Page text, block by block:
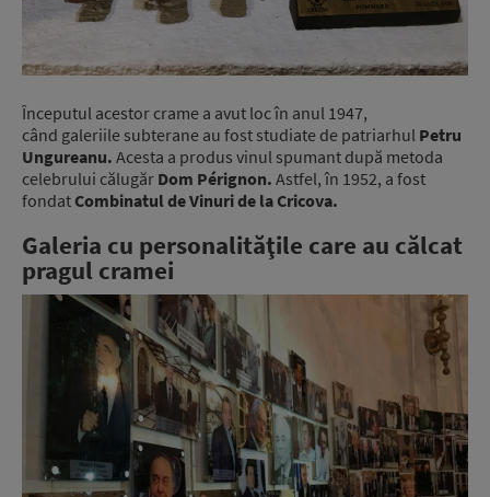
Începutul acestor crame a avut loc în anul 1947,
când galeriile subterane au fost studiate de patriarhul Petru
Ungureanu. Acesta a produs vinul spumant după metoda
celebrului călugăr Dom Pérignon. Astfel, în 1952, a fost
fondat Combinatul de Vinuri de la Cricova.
Galeria cu personalităţile care au călcat
pragul cramei